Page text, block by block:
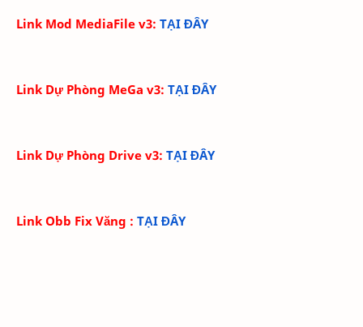
Link Mod MediaFile v3: TẠI ĐÂY
Link Dự Phòng MeGa v3: TẠI ĐÂY
Link Dự Phòng Drive v3: TẠI ĐÂY
Link Obb Fix Văng : TẠI ĐÂY